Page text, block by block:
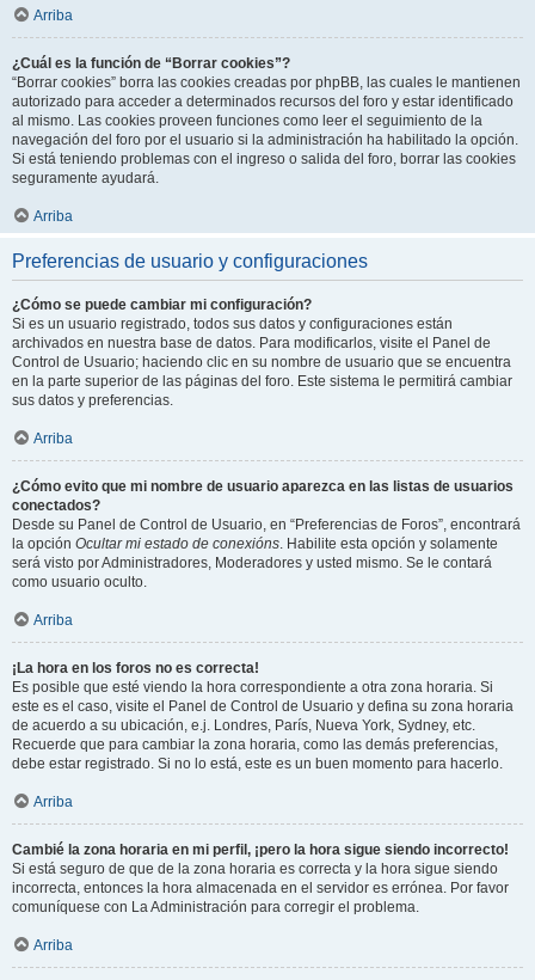
Arriba
¿Cuál es la función de “Borrar cookies”?
“Borrar cookies” borra las cookies creadas por phpBB, las cuales le mantienen
autorizado para acceder a determinados recursos del foro y estar identificado
al mismo. Las cookies proveen funciones como leer el seguimiento de la
navegación del foro por el usuario si la administración ha habilitado la opción.
Si está teniendo problemas con el ingreso o salida del foro, borrar las cookies
seguramente ayudará.
Arriba
Preferencias de usuario y configuraciones
¿Cómo se puede cambiar mi configuración?
Si es un usuario registrado, todos sus datos y configuraciones están
archivados en nuestra base de datos. Para modificarlos, visite el Panel de
Control de Usuario; haciendo clic en su nombre de usuario que se encuentra
en la parte superior de las páginas del foro. Este sistema le permitirá cambiar
sus datos y preferencias.
Arriba
¿Cómo evito que mi nombre de usuario aparezca en las listas de usuarios
conectados?
Desde su Panel de Control de Usuario, en “Preferencias de Foros”, encontrará
la opción Ocultar mi estado de conexións. Habilite esta opción y solamente
será visto por Administradores, Moderadores y usted mismo. Se le contará
como usuario oculto.
Arriba
¡La hora en los foros no es correcta!
Es posible que esté viendo la hora correspondiente a otra zona horaria. Si
este es el caso, visite el Panel de Control de Usuario y defina su zona horaria
de acuerdo a su ubicación, e.j. Londres, París, Nueva York, Sydney, etc.
Recuerde que para cambiar la zona horaria, como las demás preferencias,
debe estar registrado. Si no lo está, este es un buen momento para hacerlo.
Arriba
Cambié la zona horaria en mi perfil, ¡pero la hora sigue siendo incorrecto!
Si está seguro de que de la zona horaria es correcta y la hora sigue siendo
incorrecta, entonces la hora almacenada en el servidor es errónea. Por favor
comuníquese con La Administración para corregir el problema.
Arriba